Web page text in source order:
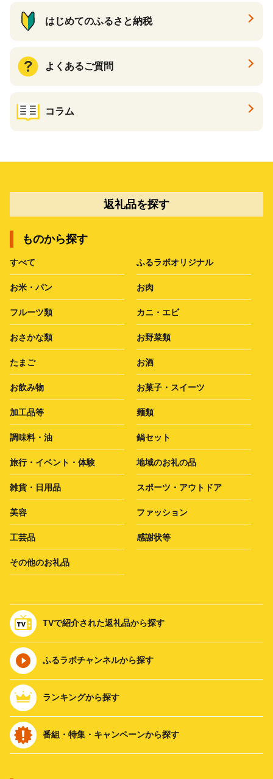
はじめてのふるさと納税
よくあるご質問
コラム
返礼品を探す
ものから探す
すべて ふるラボオリジナル
お米・パン お肉
フルーツ類 カニ・エビ
おさかな類 お野菜類
たまご お酒
お飲み物 お菓子・スイーツ
加工品等 麺類
調味料・油 鍋セット
旅行・イベント・体験 地域のお礼の品
雑貨・日用品 スポーツ・アウトドア
美容 ファッション
工芸品 感謝状等
その他のお礼品
TVで紹介された返礼品から探す
ふるラボチャンネルから探す
ランキングから探す
番組・特集・キャンペーンから探す